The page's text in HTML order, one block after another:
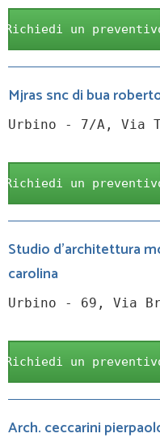
Richiedi un
Mjras snc di bua
Urbino - 7/A, Via
Richiedi un
Studio d'architettura
carolina
Urbino - 69, Via
Richiedi un
Arch. ceccarini